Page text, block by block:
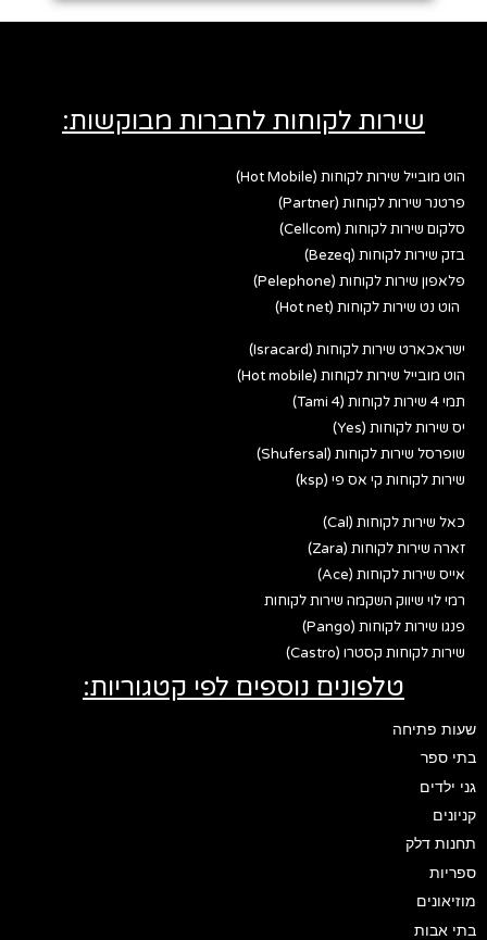
שירות לקוחות לחברות מבוקשות:
הוט מובייל שירות לקוחות (Hot Mobile)
פרטנר שירות לקוחות (Partner)
סלקום שירות לקוחות (Cellcom)
בזק שירות לקוחות (Bezeq)
פלאפון שירות לקוחות (Pelephone)
הוט נט שירות לקוחות (Hot net)
ישראכארט שירות לקוחות (Isracard)
הוט מובייל שירות לקוחות (Hot mobile)
תמי 4 שירות לקוחות (Tami 4)
יס שירות לקוחות (Yes)
שופרסל שירות לקוחות (Shufersal)
שירות לקוחות קי אס פי (ksp)
כאל שירות לקוחות (Cal)
זארה שירות לקוחות (Zara)
אייס שירות לקוחות (Ace)
רמי לוי שיווק השקמה שירות לקוחות
פנגו שירות לקוחות (Pango)
שירות לקוחות קסטרו (Castro)
טלפונים נוספים לפי קטגוריות:
שעות פתיחה
בתי ספר
גני ילדים
קניונים
תחנות דלק
ספריות
מוזיאונים
בתי אבות